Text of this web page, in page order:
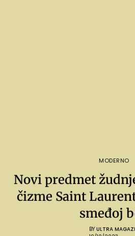
MODERNO
Novi predmet
čizme Saint
smeđoj
BY ULTRA